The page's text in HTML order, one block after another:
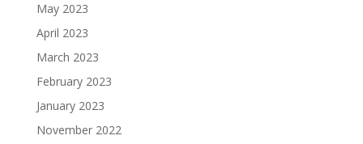
May 2023
April 2023
March 2023
February 2023
January 2023
November 2022